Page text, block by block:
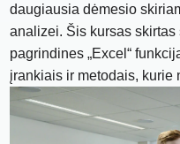
daugiausia dėmesio
analizei. Šis kursas
pagrindines „Excel“
įrankiais ir metodais, kurie